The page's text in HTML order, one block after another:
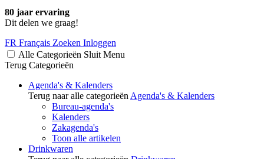
80 jaar ervaring
Dit delen we graag!
FR Français Zoeken Inloggen
Alle Categorieën Sluit Menu
Terug Categorieën
Agenda's & Kalenders
Terug naar alle categorieën Agenda's & Kalenders
Bureau-agenda's
Kalenders
Zakagenda's
Toon alle artikelen
Drinkwaren